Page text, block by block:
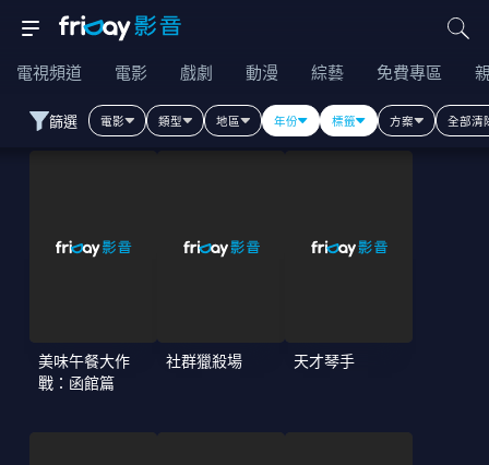
電視頻道 電影 戲劇 動漫 綜藝 免費專區
篩選 電影 類型 地區 年份 標籤 方案 全部清
美味午餐大作
戰：函館篇
社群獵殺場 天才琴手